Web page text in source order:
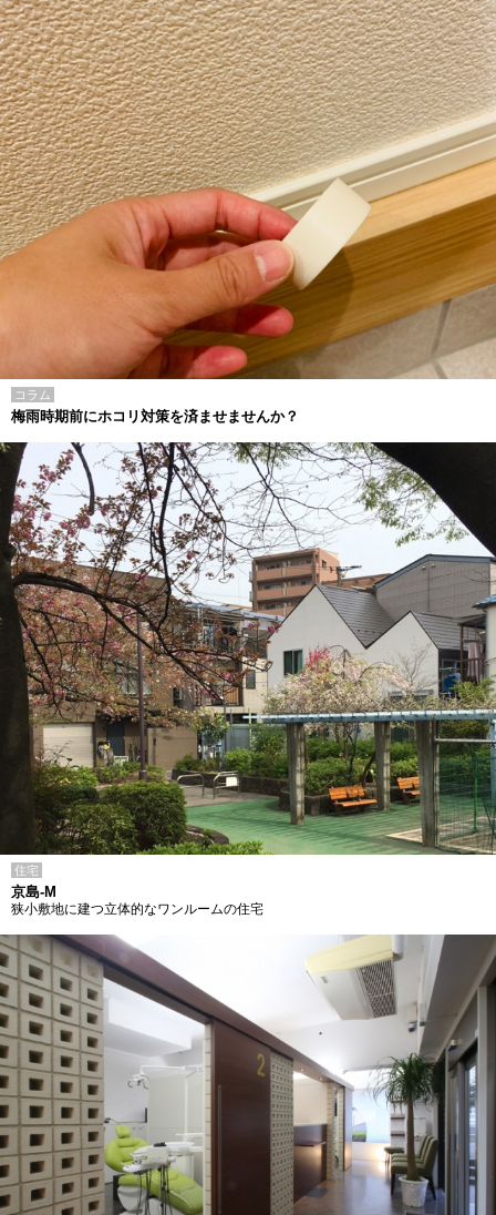
コラム
梅雨時期前にホコリ対策を済ませませんか？
住宅
京島-M
狭小敷地に建つ立体的なワンルームの住宅